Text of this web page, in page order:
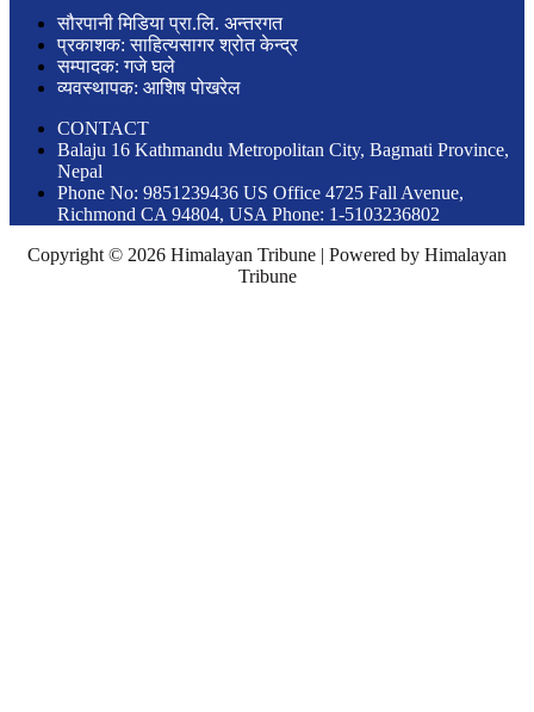
सौरपानी मिडिया प्रा.लि. अन्तरगत
प्रकाशक: साहित्यसागर श्रोत केन्द्र
सम्पादक: गजे घले
व्यवस्थापक: आशिष पोखरेल
CONTACT
Balaju 16 Kathmandu Metropolitan City, Bagmati Province,
Nepal
Phone No: 9851239436 US Office 4725 Fall Avenue,
Richmond CA 94804, USA Phone: 1-5103236802
Copyright © 2026 Himalayan Tribune | Powered by Himalayan
Tribune